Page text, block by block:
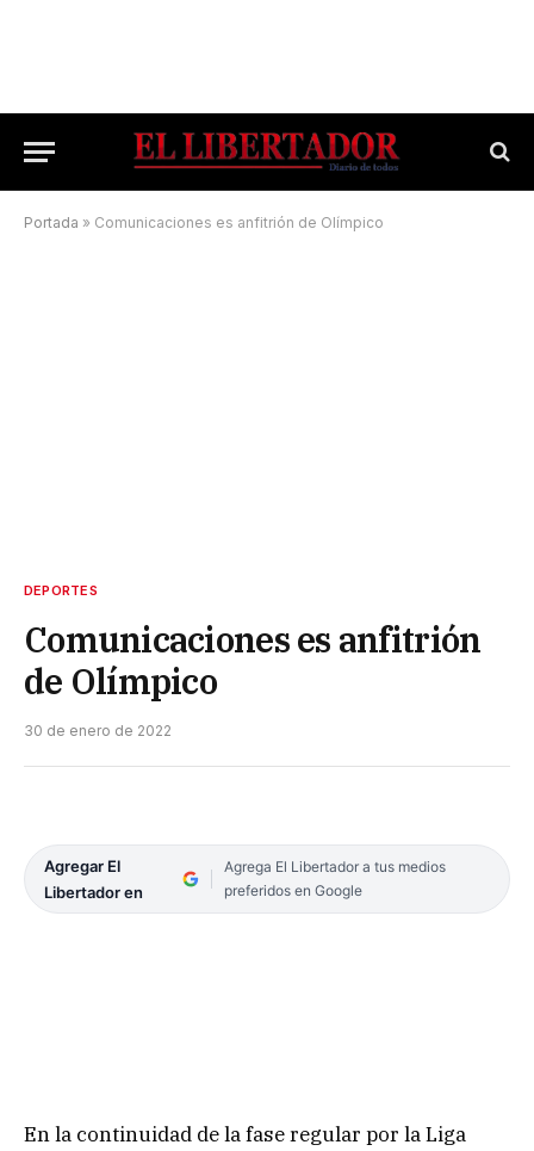
Portada » Comunicaciones es anfitrión de Olímpico
DEPORTES
Comunicaciones es anfitrión
de Olímpico
30 de enero de 2022
Agregar El
Libertador en
Agrega El Libertador a tus medios
preferidos en Google
En la continuidad de la fase regular por la Liga